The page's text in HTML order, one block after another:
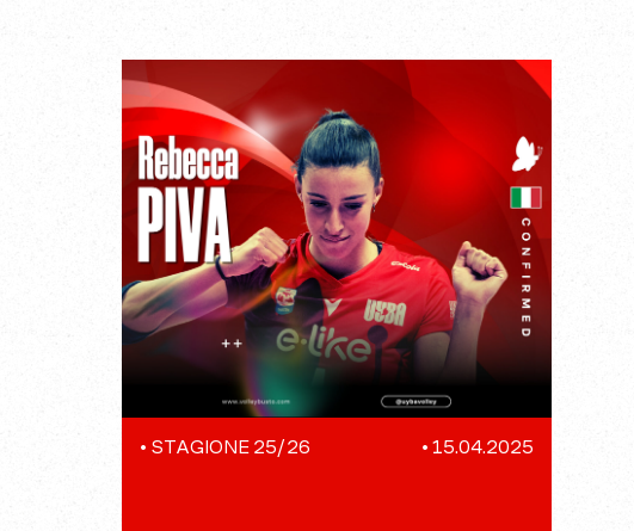
• STAGIONE 25/26 • 15.04.2025